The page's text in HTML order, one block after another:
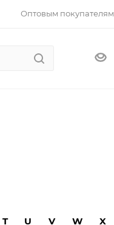
Оптовым покупателям
T U V W X